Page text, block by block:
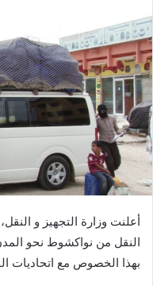
أعلنت وزارة التجهيز و النقل،
النقل من نواكشوط نحو
بهذا الخصوص مع اتحاديات